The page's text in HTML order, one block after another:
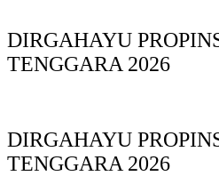
DIRGAHAYU
TENGGARA 2026
DIRGAHAYU
TENGGARA 2026